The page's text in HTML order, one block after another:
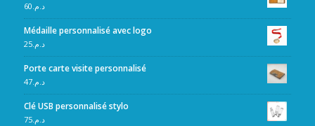
د.م.60
Médaille personnalisé avec logo
د.م.25
Porte carte visite personnalisé
د.م.47
Clé USB personnalisé stylo
د.م.75